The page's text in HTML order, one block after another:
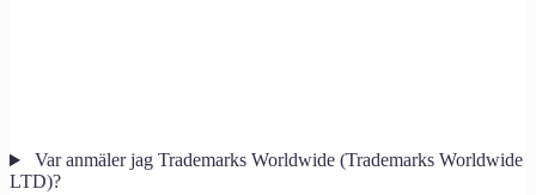
Var anmäler jag Trademarks Worldwide (Trademarks Worldwide
LTD)?